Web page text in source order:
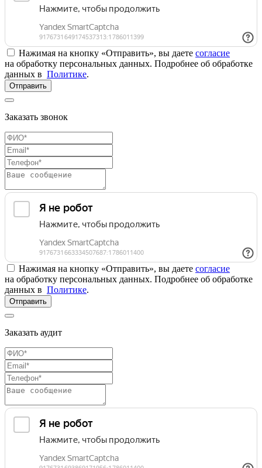
Нажимая на кнопку «Отправить», вы даете согласие
на обработку персональных данных. Подробнее об обработке
данных в Политике.
Отправить
Заказать звонок
Нажимая на кнопку «Отправить», вы даете согласие
на обработку персональных данных. Подробнее об обработке
данных в Политике.
Отправить
Заказать аудит